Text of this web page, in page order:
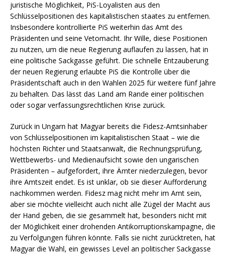
juristische Möglichkeit, PiS-Loyalisten aus den
Schlüsselpositionen des kapitalistischen staates zu entfernen.
Insbesondere kontrollierte PiS weiterhin das Amt des
Präsidenten und seine Vetomacht. Ihr Wille, diese Positionen
zu nutzen, um die neue Regierung auflaufen zu lassen, hat in
eine politische Sackgasse geführt. Die schnelle Entzauberung
der neuen Regierung erlaubte PiS die Kontrolle über die
Präsidentschaft auch in den Wahlen 2025 für weitere fünf Jahre
zu behalten. Das lässt das Land am Rande einer politischen
oder sogar verfassungsrechtlichen Krise zurück.
Zurück in Ungarn hat Magyar bereits die Fidesz-Amtsinhaber
von Schlüsselpositionen im kapitalistischen Staat – wie die
höchsten Richter und Staatsanwalt, die Rechnungsprüfung,
Wettbewerbs- und Medienaufsicht sowie den ungarischen
Präsidenten – aufgefordert, ihre Ämter niederzulegen, bevor
ihre Amtszeit endet. Es ist unklar, ob sie dieser Aufforderung
nachkommen werden. Fidesz mag nicht mehr im Amt sein,
aber sie möchte vielleicht auch nicht alle Zügel der Macht aus
der Hand geben, die sie gesammelt hat, besonders nicht mit
der Möglichkeit einer drohenden Antikorruptionskampagne, die
zu Verfolgungen führen könnte. Falls sie nicht zurücktreten, hat
Magyar die Wahl, ein gewisses Level an politischer Sackgasse